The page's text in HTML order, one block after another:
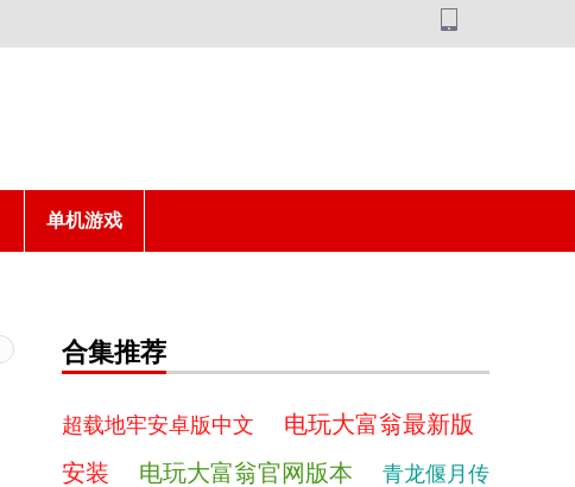
单机游戏
合集推荐
超载地牢安卓版中文
电玩大富翁最新版
安装
电玩大富翁官网版本
青龙偃月传